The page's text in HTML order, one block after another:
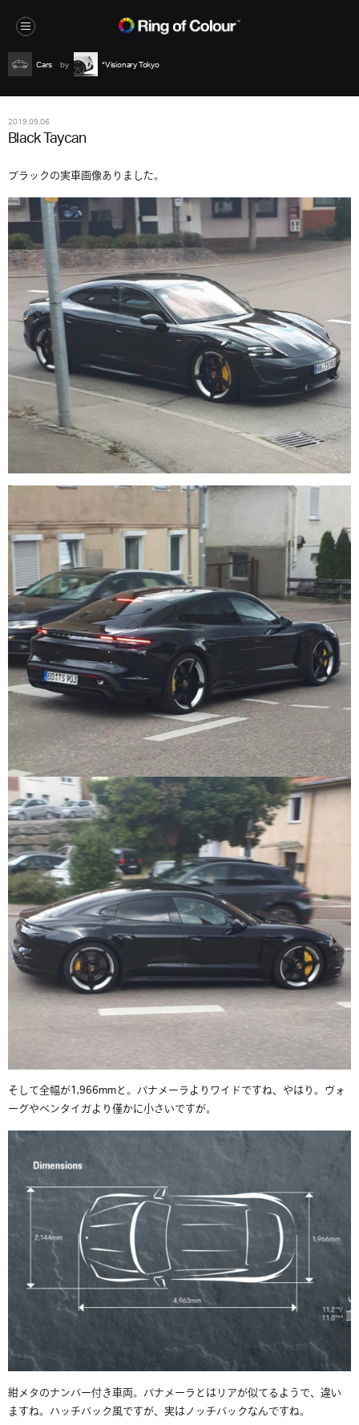
Cars *Visionary Tokyo
2019.09.06
Black Taycan
ブラックの実車画像ありました。
そして全幅が1,966mmと。パナメーラよりワイドですね、やはり。ヴォ
ーグやベンタイガより僅かに小さいですが。
紺メタのナンバー付き車両。パナメーラとはリアが似てるようで、違い
ますね。ハッチバック風ですが、実はノッチバックなんですね。